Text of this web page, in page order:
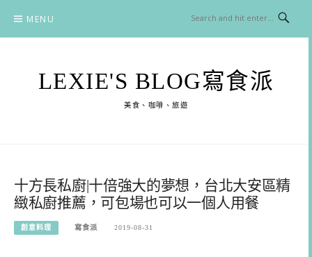
content
MENU
LEXIE'S BLOG寫食派
美食、咖啡、旅遊
十方長私廚|十倍強大的夢想，台北大安區精
緻私廚推薦，可包場也可以一個人用餐
創意料理 寫食派 2019-08-31